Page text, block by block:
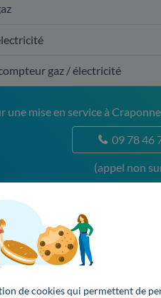
de cookies qui permettent de
gaz / électricité
une mise en service à
09 78 46
(appel non
Engie,
et de gaz d'Engie est